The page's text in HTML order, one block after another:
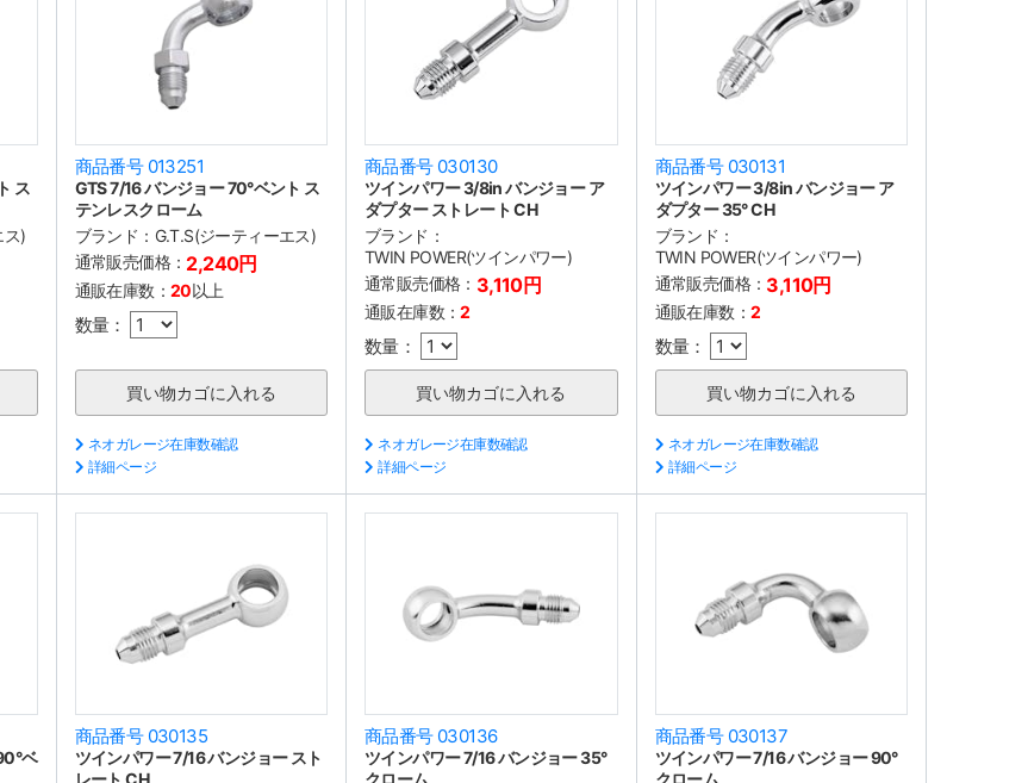
ス
ス)
商品番号 013251
GTS 7/16 バンジョー 70°ベント ス
テンレスクローム
ブランド： G.T.S(ジーティーエス)
通常販売価格： 2,240円
通販在庫数： 20以上
数量：
ネオガレージ在庫数確認
詳細ページ
商品番号 030130
ツインパワー 3/8in バンジョー ア
ダプター ストレート CH
ブランド：
TWIN POWER(ツインパワー)
通常販売価格： 3,110円
通販在庫数：2
数量：
ネオガレージ在庫数確認
詳細ページ
商品番号 030131
ツインパワー 3/8in バンジョー ア
ダプター 35° CH
ブランド：
TWIN POWER(ツインパワー)
通常販売価格： 3,110円
通販在庫数： 2
数量：
ネオガレージ在庫数確認
詳細ページ
ベ
商品番号 030135
ツインパワー 7/16 バンジョー スト
商品番号 030136
ツインパワー 7/16 バンジョー 35°
商品番号 030137
ツインパワー 7/16 バンジョー 90°